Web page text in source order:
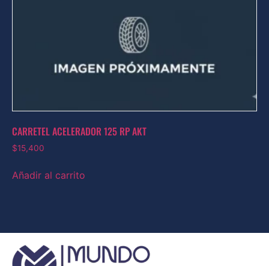
CARRETEL ACELERADOR 125 RP AKT
$15,400
Añadir al carrito